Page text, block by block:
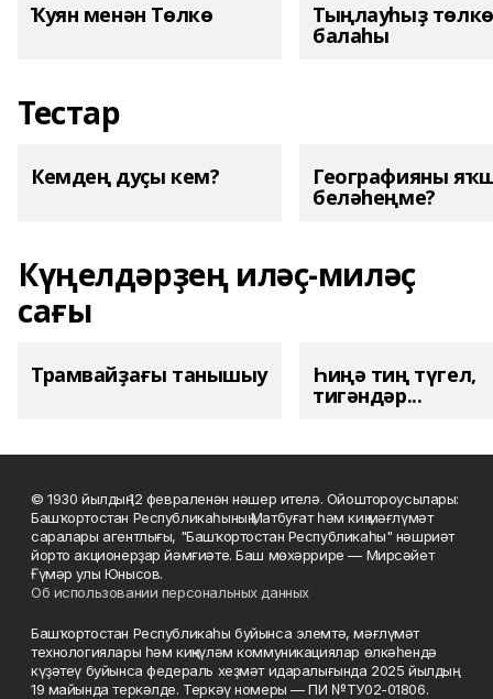
Ҡуян менән Төлкө Тыңлауһыҙ төлкө
балаһы
Тестар
Кемдең дуҫы кем? Географияны
беләһеңме?
Күңелдәрҙең иләҫ-миләҫ
сағы
Трамвайҙағы танышыу Һиңә тиң түгел,
тигәндәр...
© 1930 йылдың 12 февраленән нәшер ителә. Ойоштороусылары:
Башҡортостан Республикаһының Матбуғат һәм киң мәғлүмәт
саралары агентлығы, "Башҡортостан Республикаһы" нәшриәт
йорто акционерҙар йәмғиәте. Баш мөхәррире — Мирсәйет
Ғүмәр улы Юнысов.
Об использовании персональных данных
Башҡортостан Республикаһы буйынса элемтә, мәғлүмәт
технологиялары һәм киңкүләм коммуникациялар өлкәһендә
күҙәтеү буйынса федераль хеҙмәт идаралығында 2025 йылдың
19 майында теркәлде. Теркәү номеры — ПИ №ТУ02-01806.